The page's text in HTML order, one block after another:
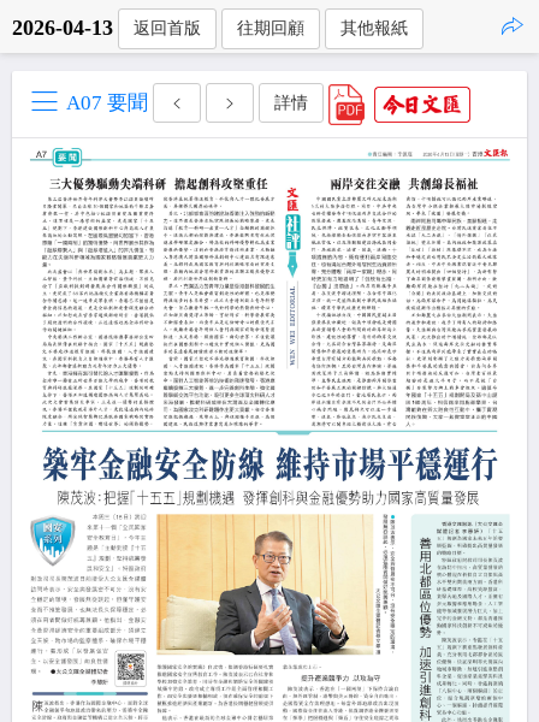
2026-04-13 返回首版 往期回顧 其他報紙
A07 要聞 詳情